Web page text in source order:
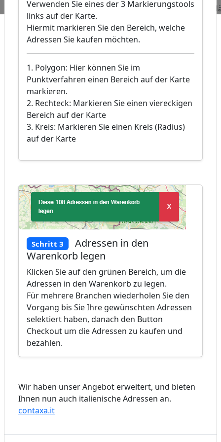
Naturheilkunde
Verwenden Sie eines der 3 Markierungstools
links auf der Karte.
Hiermit markieren Sie den Bereich, welche
Adressen Sie kaufen möchten.
1. Polygon: Hier können Sie im
Punktverfahren einen Bereich auf der Karte
markieren.
2. Rechteck: Markieren Sie einen viereckigen
Bereich auf der Karte
3. Kreis: Markieren Sie einen Kreis (Radius)
auf der Karte
Schritt 3
Adressen in den
Warenkorb legen
Klicken Sie auf den grünen Bereich, um die
Adressen in den Warenkorb zu legen.
Für mehrere Branchen wiederholen Sie den
Vorgang bis Sie Ihre gewünschten Adressen
selektiert haben, danach den Button
Checkout um die Adressen zu kaufen und
bezahlen.
Wir haben unser Angebot erweitert, und bieten
Ihnen nun auch italienische Adressen an.
contaxa.it